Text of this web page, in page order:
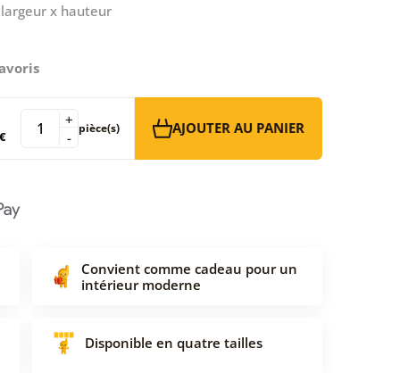
x hauteur
-
+ pièce(s) AJOUTER AU PANIER
Convient comme cadeau pour un
intérieur moderne
Disponible en quatre tailles